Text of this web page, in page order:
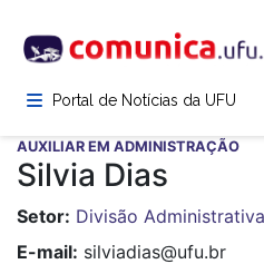
para
conteúdoPortal de Notícias da UFU
AUXILIAR EM ADMINISTRAÇÃO
Silvia Dias
Setor Divisão Administrativa
E-mail silviadias@ufu.br